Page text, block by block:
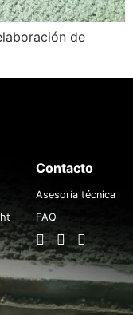
de
Contacto
Asesoría técnica
FAQ